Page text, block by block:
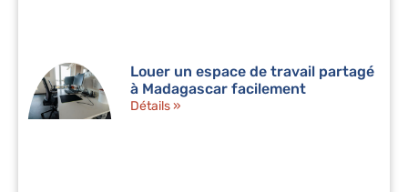
Louer un espace de travail partagé
à Madagascar facilement
Détails »